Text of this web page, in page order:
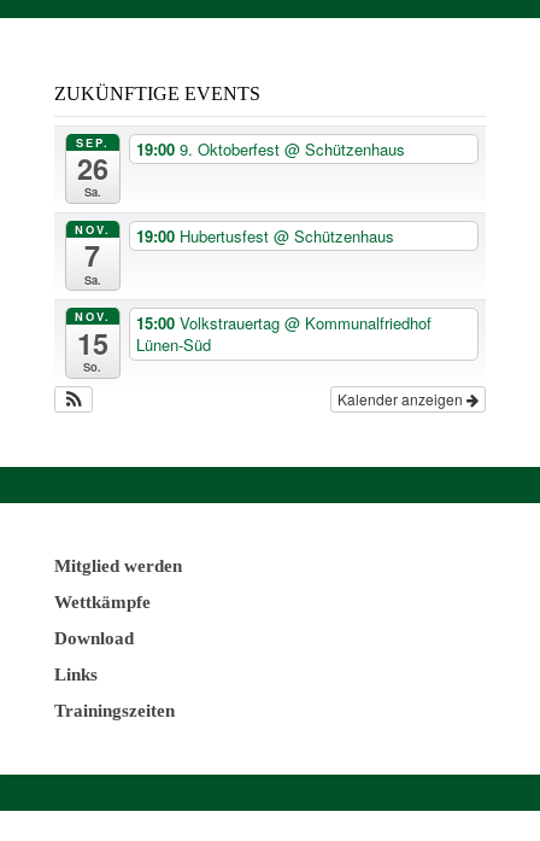
ZUKÜNFTIGE EVENTS
SEP.
26
Sa.
19:009. Oktoberfest@ Schützenhaus
NOV.
7
Sa.
19:00 Hubertusfest@ Schützenhaus
NOV.
15
So.
15:00Volkstrauertag@ Kommunalfriedhof
Lünen-Süd
Kalender anzeigen
Mitglied werden
Wettkämpfe
Download
Links
Trainingszeiten